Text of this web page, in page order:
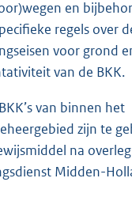
en
regels over
voor grond
van de BKK.
van binnen het
zijn te
na
Midden-